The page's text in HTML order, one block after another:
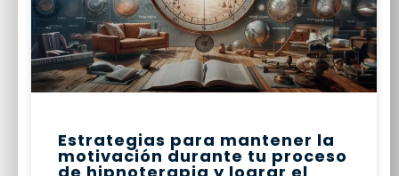
Estrategias para mantener la
motivación durante tu proceso